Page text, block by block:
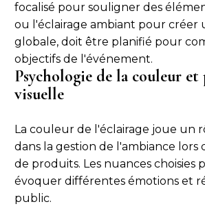
focalisé pour souligner des
ou l'éclairage ambiant pour créer
globale, doit être planifié pour
objectifs de l'événement.
Psychologie de la couleur
visuelle
La couleur de l'éclairage joue un
dans la gestion de l'ambiance lors
de produits. Les nuances choisies
évoquer différentes émotions et
public.